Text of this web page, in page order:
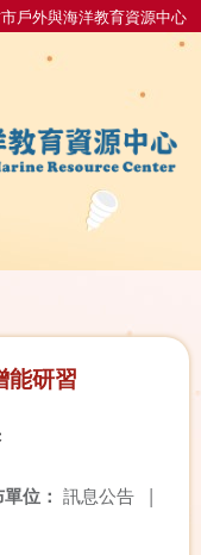
戶外與海洋教育資源中心
能研習
位： 訊息公告 |